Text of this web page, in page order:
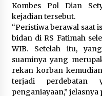
Piala
8
Kombes Pol Dian
kejadian tersebut.
“Peristiwa berawal saat
bidan di RS Fatimah
WIB. Setelah itu,
suaminya yang
rekan korban
terjadi perdebatan
penganiayaan,” jelasnya